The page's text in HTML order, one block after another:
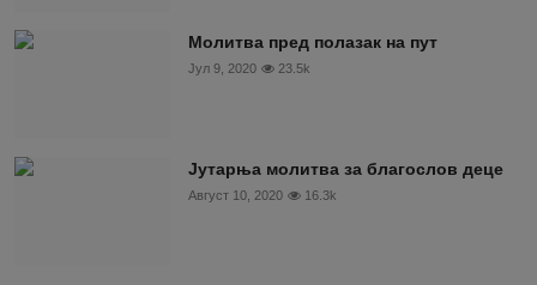
Молитва пред полазак на пут
Јул 9, 2020 23.5k
Јутарња молитва за благослов деце
Август 10, 2020 16.3k